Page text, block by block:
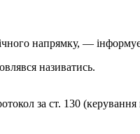
напрямку, —
називатись.
за ст. 130